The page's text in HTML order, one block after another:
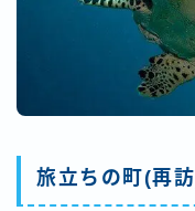
旅立ちの町(再